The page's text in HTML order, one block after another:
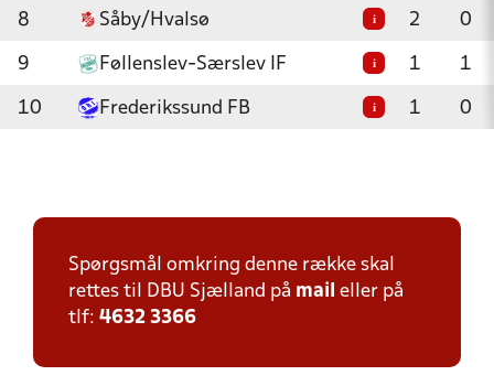
8 Såby/Hvalsø i 2 0
9 Føllenslev-Særslev IF i 1 1
10 Frederikssund FB i 1 0
Spørgsmål omkring denne række skal
rettes til DBU Sjælland på mail eller på
tlf: 4632 3366